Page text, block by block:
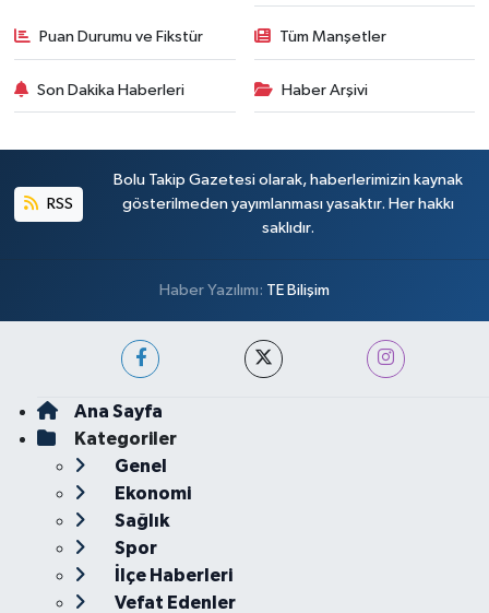
Puan Durumu ve Fikstür Tüm Manşetler
Son Dakika Haberleri Haber Arşivi
RSS
Bolu Takip Gazetesi olarak, haberlerimizin kaynak
gösterilmeden yayımlanması yasaktır. Her hakkı
saklıdır.
Haber Yazılımı: TE Bilişim
Ana Sayfa
Kategoriler
Genel
Ekonomi
Sağlık
Spor
İlçe Haberleri
Vefat Edenler